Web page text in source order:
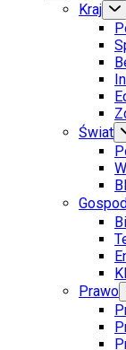
Kraj
Świat
Prawo